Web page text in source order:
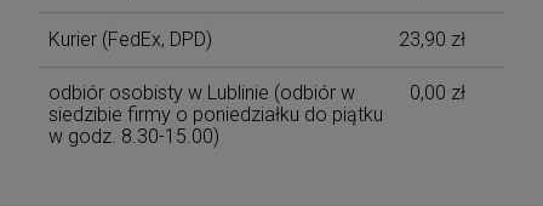
Kurier (FedEx, DPD) 23,90 zł
odbiór osobisty w Lublinie (odbiór w
siedzibie firmy o poniedziałku do piątku
w godz. 8.30-15.00)
0,00 zł